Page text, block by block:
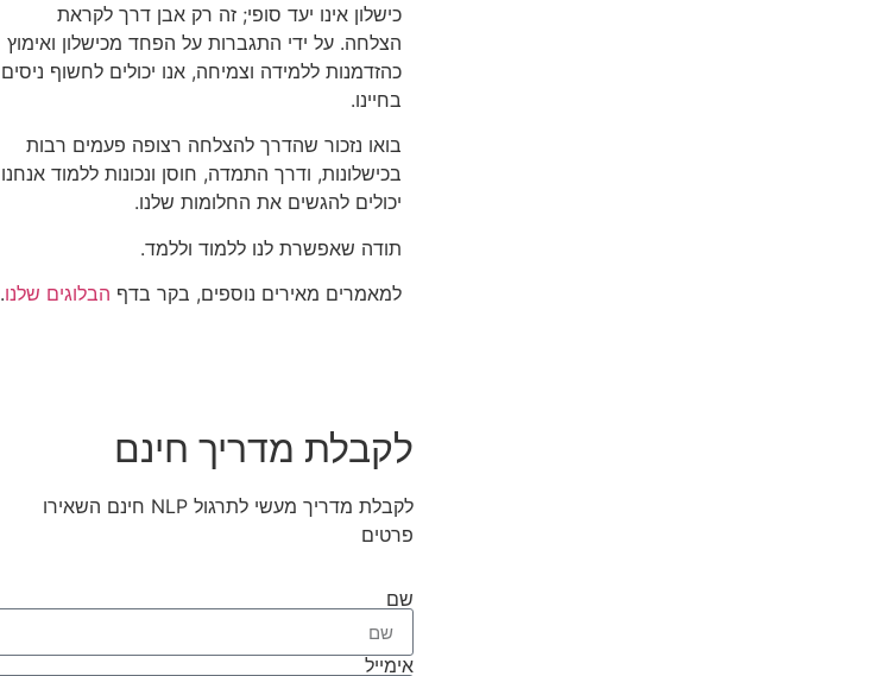
כישלון אינו יעד סופי; זה רק אבן דרך לקראת
הצלחה. על ידי התגברות על הפחד מכישלון ואימוץ
כהזדמנות ללמידה וצמיחה, אנו יכולים לחשוף ניסים
בחיינו.
בואו נזכור שהדרך להצלחה רצופה פעמים רבות
בכישלונות, ודרך התמדה, חוסן ונכונות ללמוד אנחנו
יכולים להגשים את החלומות שלנו.
תודה שאפשרת לנו ללמוד וללמד.
למאמרים מאירים נוספים, בקר בדף הבלוגים שלנו.
לקבלת מדריך חינם
לקבלת מדריך מעשי לתרגול NLP חינם השאירו
פרטים
שם
אימייל